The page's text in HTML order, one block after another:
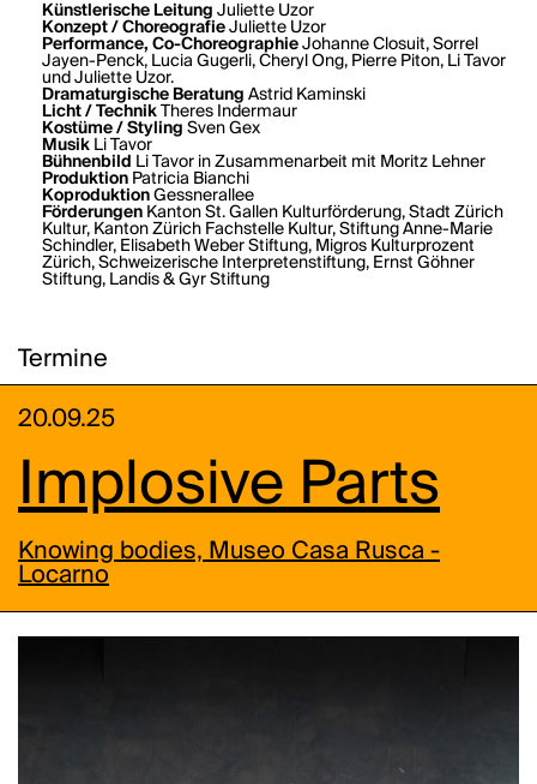
Künstlerische Leitung Juliette Uzor
Konzept / Choreografie Juliette Uzor
Performance, Co-Choreographie Johanne Closuit, Sorrel
Jayen-Penck, Lucia Gugerli, Cheryl Ong, Pierre Piton, Li Tavor
und Juliette Uzor.
Dramaturgische Beratung Astrid Kaminski
Licht / Technik Theres Indermaur
Kostüme / Styling Sven Gex
Musik Li Tavor
Bühnenbild
Li Tavor in Zusammenarbeit mit Moritz Lehner
Produktion Patricia Bianchi
Koproduktion Gessnerallee
Förderungen Kanton St. Gallen Kulturförderung, Stadt Zürich
Kultur, Kanton Zürich Fachstelle Kultur, Stiftung Anne-Marie
Schindler, Elisabeth Weber Stiftung, Migros Kulturprozent
Zürich, Schweizerische Interpretenstiftung, Ernst Göhner
Stiftung, Landis & Gyr Stiftung
Termine
20.09.25
Implosive Parts
Knowing bodies, Museo Casa Rusca -
Locarno